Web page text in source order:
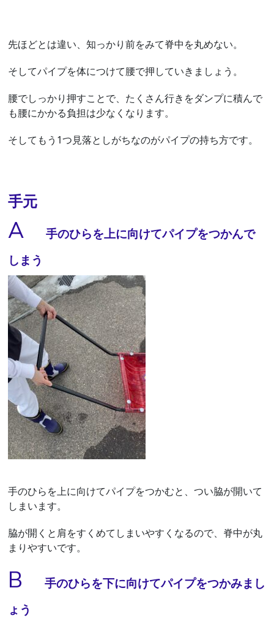
先ほどとは違い、知っかり前をみて脊中を丸めない。
そしてパイプを体につけて腰で押していきましょう。
腰でしっかり押すことで、たくさん行きをダンプに積んで
も腰にかかる負担は少なくなります。
そしてもう1つ見落としがちなのがパイプの持ち方です。
手元
A手のひらを上に向けてパイプをつかんで
しまう
手のひらを上に向けてパイプをつかむと、つい脇が開いて
しまいます。
脇が開くと肩をすくめてしまいやすくなるので、脊中が丸
まりやすいです。
B手のひらを下に向けてパイプをつかみまし
ょう